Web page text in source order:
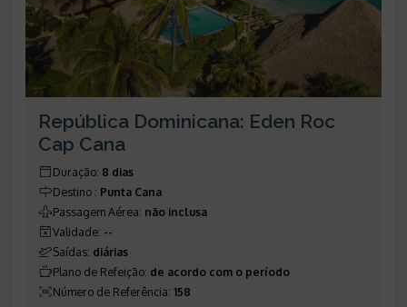
República Dominicana: Eden Roc
Cap Cana
Duração: 8 dias
Destino : Punta Cana
Passagem Aérea: não inclusa
Validade: --
Saídas: diárias
Plano de Refeição: de acordo com o período
Número de Referência: 158